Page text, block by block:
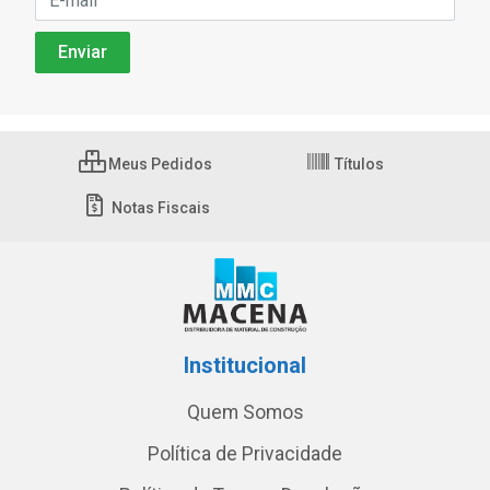
Meus Pedidos Títulos
Notas Fiscais
Institucional
Quem Somos
Política de Privacidade